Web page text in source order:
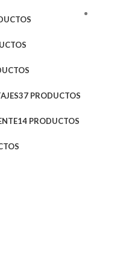
37 PRODUCTOS
14 PRODUCTOS